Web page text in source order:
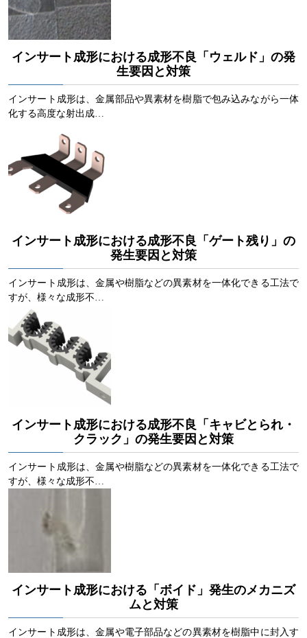
インサート成形における成形不良「ウェルド」の発
生要因と対策
インサート成形は、金属部品や異素材を樹脂で包み込みながら一体
化する高度な射出成…
インサート成形における成形不良「ゲート残り」の
発生要因と対策
インサート成形は、金属や樹脂などの異素材を一体化できる工法で
すが、様々な成形不…
インサート成形における成形不良「キャビとられ・
クラック」の発生要因と対策
インサート成形は、金属や樹脂などの異素材を一体化できる工法で
すが、様々な成形不…
インサート成形における「ボイド」発生のメカニズ
ムと対策
インサート成形は、金属や電子部品などの異素材を樹脂中に封入す